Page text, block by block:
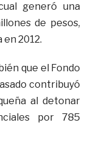
generó una
de pesos,
2012.
que el Fondo
contribuyó
al detonar
por 785